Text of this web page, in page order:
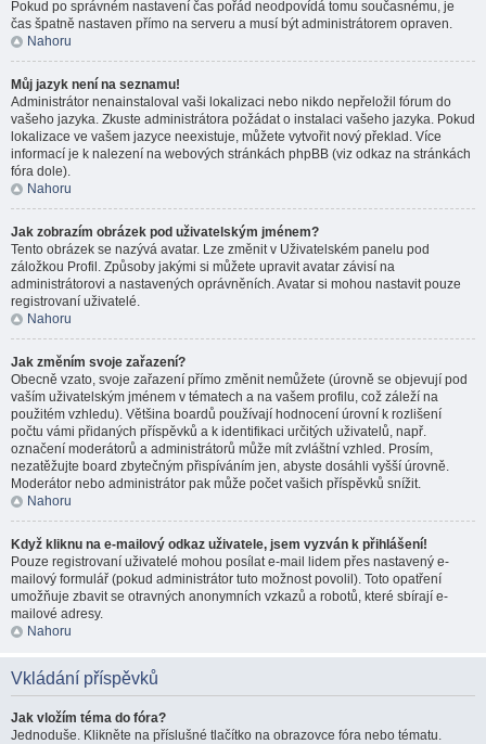
Pokud po správném nastavení čas pořád neodpovídá tomu současnému, je
čas špatně nastaven přímo na serveru a musí být administrátorem opraven.
Nahoru
Můj jazyk není na seznamu!
Administrátor nenainstaloval vaši lokalizaci nebo nikdo nepřeložil fórum do
vašeho jazyka. Zkuste administrátora požádat o instalaci vašeho jazyka. Pokud
lokalizace ve vašem jazyce neexistuje, můžete vytvořit nový překlad. Více
informací je k nalezení na webových stránkách phpBB (viz odkaz na stránkách
fóra dole).
Nahoru
Jak zobrazím obrázek pod uživatelským jménem?
Tento obrázek se nazývá avatar. Lze změnit v Uživatelském panelu pod
záložkou Profil. Způsoby jakými si můžete upravit avatar závisí na
administrátorovi a nastavených oprávněních. Avatar si mohou nastavit pouze
registrovaní uživatelé.
Nahoru
Jak změním svoje zařazení?
Obecně vzato, svoje zařazení přímo změnit nemůžete (úrovně se objevují pod
vaším uživatelským jménem v tématech a na vašem profilu, což záleží na
použitém vzhledu). Většina boardů používají hodnocení úrovní k rozlišení
počtu vámi přidaných příspěvků a k identifikaci určitých uživatelů, např.
označení moderátorů a administrátorů může mít zvláštní vzhled. Prosím,
nezatěžujte board zbytečným přispíváním jen, abyste dosáhli vyšší úrovně.
Moderátor nebo administrátor pak může počet vašich příspěvků snížit.
Nahoru
Když kliknu na e-mailový odkaz uživatele, jsem vyzván k přihlášení!
Pouze registrovaní uživatelé mohou posílat e-mail lidem přes nastavený e-
mailový formulář (pokud administrátor tuto možnost povolil). Toto opatření
umožňuje zbavit se otravných anonymních vzkazů a robotů, které sbírají e-
mailové adresy.
Nahoru
Vkládání příspěvků
Jak vložím téma do fóra?
Jednoduše. Klikněte na příslušné tlačítko na obrazovce fóra nebo tématu.